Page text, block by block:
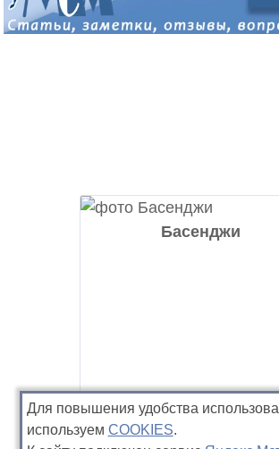
Басенджи
Для повышения удобства
используемCOOKIES.